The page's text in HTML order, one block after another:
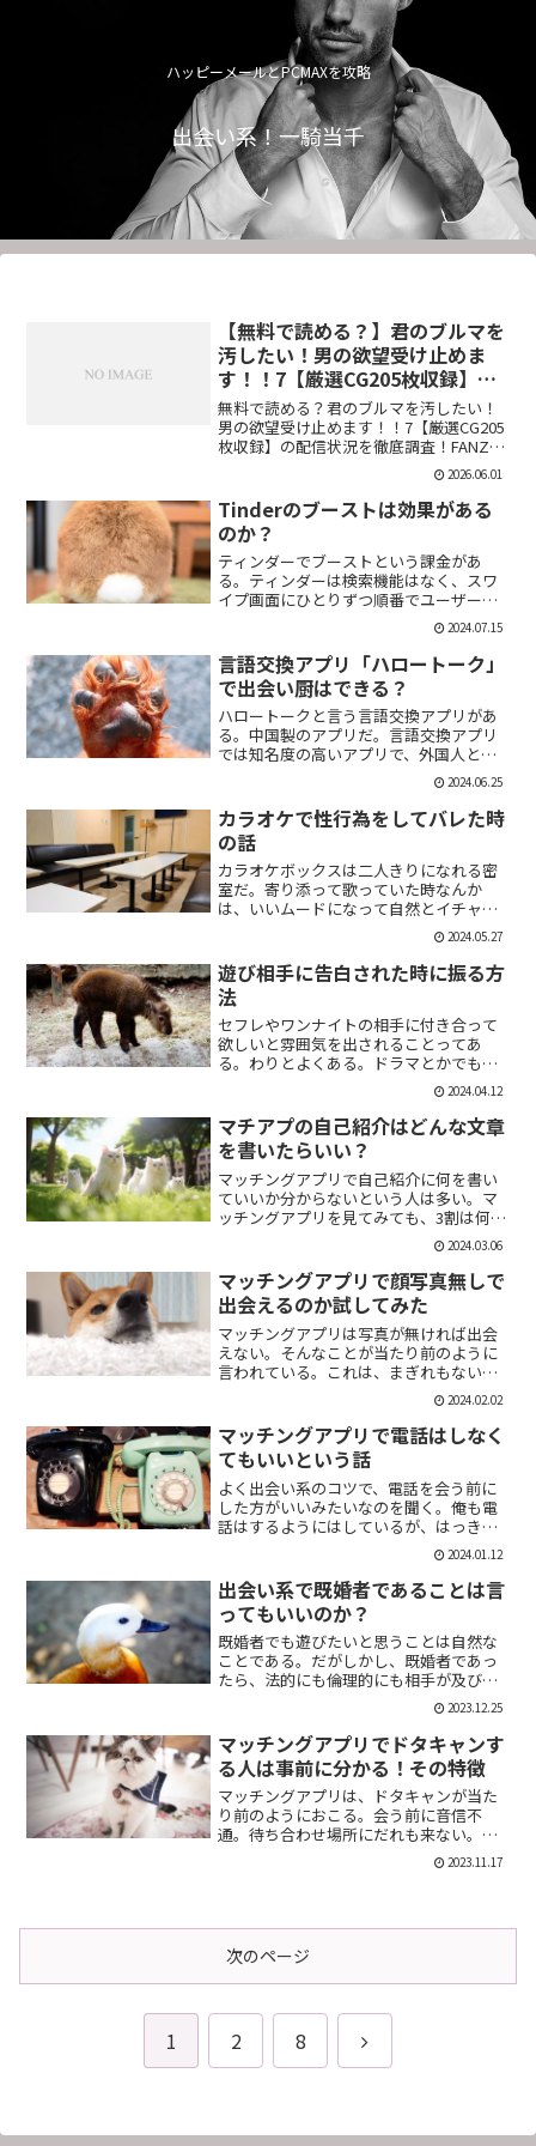
ハッピーメールとPCMAXを攻略
出会い系！一騎当千
【無料で読める？】君のブルマを
汚したい！男の欲望受け止めま
す！！7【厳選CG205枚収録】
【虚構クラブ】
無料で読める？君のブルマを汚したい！
男の欲望受け止めます！！7【厳選CG205
枚収録】の配信状況を徹底調査！FANZA
での販売形式やサンプル視聴、レビュー
評価もまとめています。今すぐチェッ
ク！【d_544876】
2026.06.01
Tinderのブーストは効果がある
のか？
ティンダーでブーストという課金があ
る。ティンダーは検索機能はなく、スワ
イプ画面にひとりずつ順番でユーザーが
表示される。その順番を優先して表示す
ることができる課金がブーストだ。ブー
スト1つ消費で30分間、ブースト2つ消費
で2時間の優先表示がさ...
2024.07.15
言語交換アプリ「ハロートーク」
で出会い厨はできる？
ハロートークと言う言語交換アプリがあ
る。中国製のアプリだ。言語交換アプリ
では知名度の高いアプリで、外国人と知
り合いたい付き合いたいという人にも魅
力的には一見魅力的にうつる。外国人の
恋人欲しいよな。俺もエマワトソンと結
婚してえ。ではハロートー...
2024.06.25
カラオケで性行為をしてバレた時
の話
カラオケボックスは二人きりになれる密
室だ。寄り添って歌っていた時なんか
は、いいムードになって自然とイチャイ
チャしはじめてしまうこともある。俺も
よく出会い系で知り合った人とカラオケ
にいったりする。相手もその気だったり
するから、なんかいいムード...
2024.05.27
遊び相手に告白された時に振る方
法
セフレやワンナイトの相手に付き合って
欲しいと雰囲気を出されることってあ
る。わりとよくある。ドラマとかでも、
「1回やっただけで恋人面するな。」みた
いなのがあるけど、現実でもよくある。
そんな時に、相手を気付つけずいかに波
風立てずに振るか。遊び人...
2024.04.12
マチアプの自己紹介はどんな文章
を書いたらいい？
マッチングアプリで自己紹介に何を書い
ていいか分からないという人は多い。マ
ッチングアプリを見てみても、3割は何も
書いていない人がいる。なかには、何を
書いていいか分かりませんー。とだけ書
いている人も。なので、今回の記事はマ
チアプのプロフィールの...
2024.03.06
マッチングアプリで顔写真無しで
出会えるのか試してみた
マッチングアプリは写真が無ければ出会
えない。そんなことが当たり前のように
言われている。これは、まぎれもない事
実だと思う。自分が使う時に写真を載せ
ていない人は無視するし、相手をするに
しても適当にあしらう。写真無しで出会
えるのは、お金が発生する...
2024.02.02
マッチングアプリで電話はしなく
てもいいという話
よく出会い系のコツで、電話を会う前に
した方がいいみたいなのを聞く。俺も電
話はするようにはしているが、はっきり
言っちゃうと電話なんていらない。よっ
ぽど話術や声に自信ある人だけすればい
いと思っている。では、その理由を語っ
ていこう。電話を嫌がる人...
2024.01.12
出会い系で既婚者であることは言
ってもいいのか？
既婚者でも遊びたいと思うことは自然な
ことである。だがしかし、既婚者であっ
たら、法的にも倫理的にも相手が及び腰
になることは明らかだ。では、既婚者で
あることを言わない方がいいのか。否、
それは違う。既婚者であることを伝える
メリット出会い系で既婚者...
2023.12.25
マッチングアプリでドタキャンす
る人は事前に分かる！その特徴
マッチングアプリは、ドタキャンが当た
り前のようにおこる。会う前に音信不
通。待ち合わせ場所にだれも来ない。そ
んなの普通だ。迷惑な話だが、このドタ
キャン野郎どもは見分けることができ
2023.11.17
次のページ
1 2 8
次